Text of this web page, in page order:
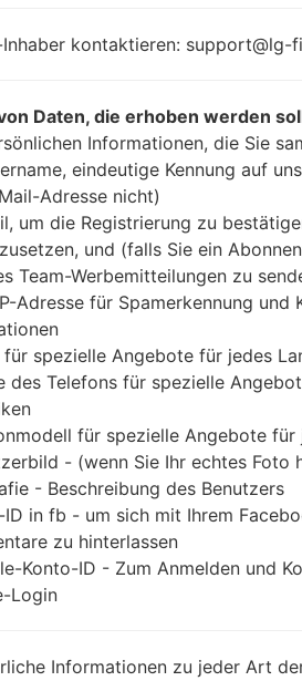
485 & 3x2.42 GHz
Kryo 485 & 4x1.78
Snapdragon 855
6GB
Buy accessories on
Startseite →Serie →LG G8X
kontaktieren: support@lg-
Daten, die erhoben werden
Informationen, die Sie
eindeutige Kennung auf
Adresse nicht)
um die Registrierung zu
und (falls Sie ein
Team-Werbemitteilungen zu
Adresse für Spamerkennung
für spezielle Angebote für jedes
des Telefons für spezielle
für spezielle Angebote
- (wenn Sie Ihr echtes Foto
- Beschreibung des Benutzers
ID in fb - um sich mit Ihrem
zu hinterlassen
Konto-ID - Zum Anmelden und
Login
Informationen zu jeder Art